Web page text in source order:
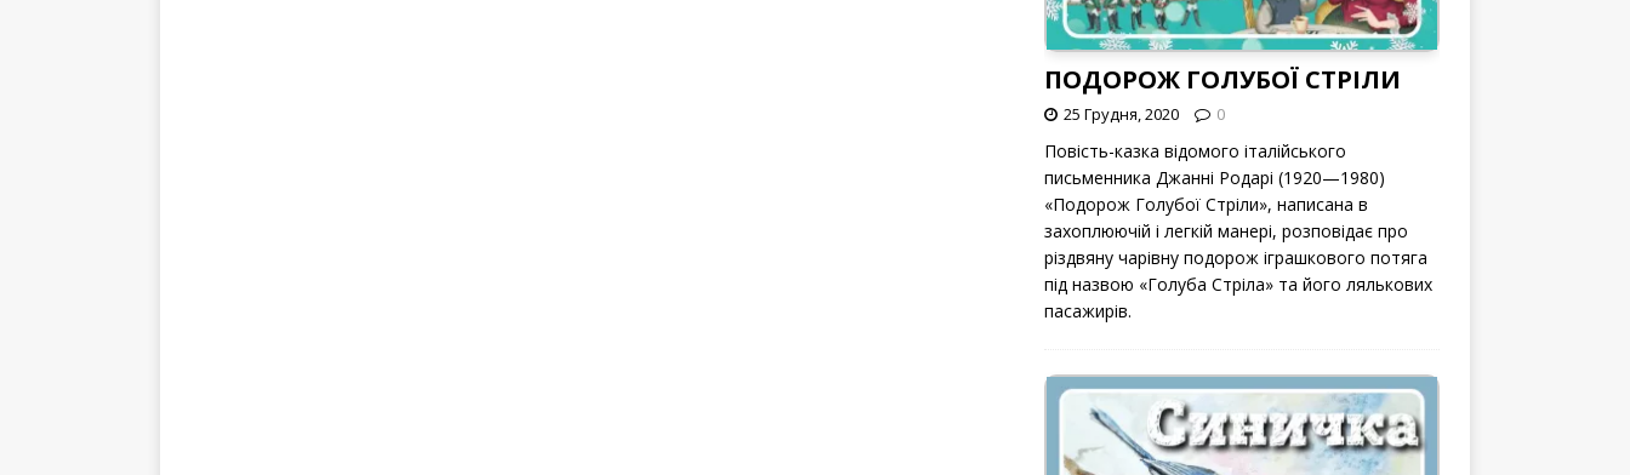
ПОДОРОЖ ГОЛУБОЇ СТРІЛИ
25 Грудня, 2020 0
Повість-казка відомого італійського
письменника Джанні Родарі (1920—1980)
«Подорож Голубої Стріли», написана в
захоплюючій і легкій манері, розповідає про
різдвяну чарівну подорож іграшкового потяга
під назвою «Голуба Стріла» та його лялькових
пасажирів.